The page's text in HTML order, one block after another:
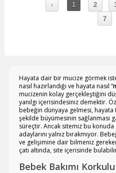
‹ 1 2
7
Hayata dair bir mucize görmek
nasıl hazırlandığı ve hayata nasıl “
mucizenin kolay gerçekleştiğini
yanılgı içerisindesiniz demektir.
bebeğin dünyaya gelmesi, hayata
şekilde büyümesinin sağlanması
süreçtir. Ancak sitemiz bu
adaylarını yalnız bırakmıyor.
ve gelişimine dair bilmeniz
çatı altında, site içerisinde
Bebek Bakımı